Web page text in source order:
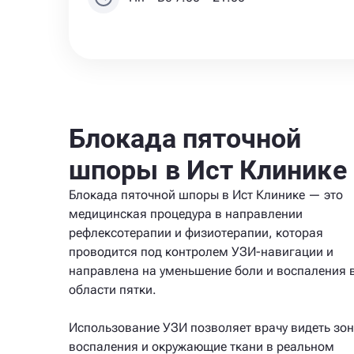
Блокада пяточной
шпоры в Ист Клинике
Блокада пяточной шпоры в Ист Клинике — это
медицинская процедура в направлении
рефлексотерапии и физиотерапии, которая
проводится под контролем УЗИ-навигации и
направлена на уменьшение боли и воспаления
области пятки.
Использование УЗИ позволяет врачу видеть
воспаления и окружающие ткани в реальном